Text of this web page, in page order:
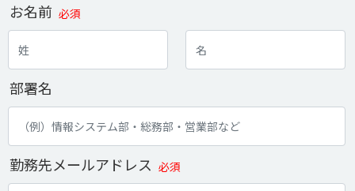
お名前 必須
部署名
勤務先メールアドレス 必須